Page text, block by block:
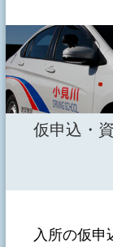
習
所
事
故
ゼ
ロ
を
て
仮申込・
入所の仮申